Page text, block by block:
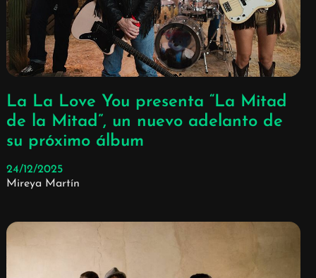
La La Love You presenta “La Mitad
de la Mitad”, un nuevo adelanto de
su próximo álbum
24/12/2025
Mireya Martín